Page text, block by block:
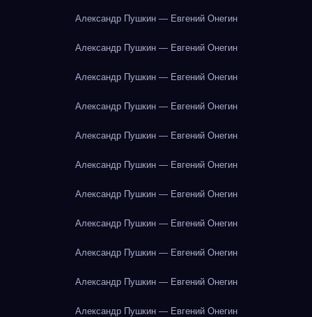
Александр Пушкин — Евгений Онегин
Александр Пушкин — Евгений Онегин
Александр Пушкин — Евгений Онегин
Александр Пушкин — Евгений Онегин
Александр Пушкин — Евгений Онегин
Александр Пушкин — Евгений Онегин
Александр Пушкин — Евгений Онегин
Александр Пушкин — Евгений Онегин
Александр Пушкин — Евгений Онегин
Александр Пушкин — Евгений Онегин
Александр Пушкин — Евгений Онегин